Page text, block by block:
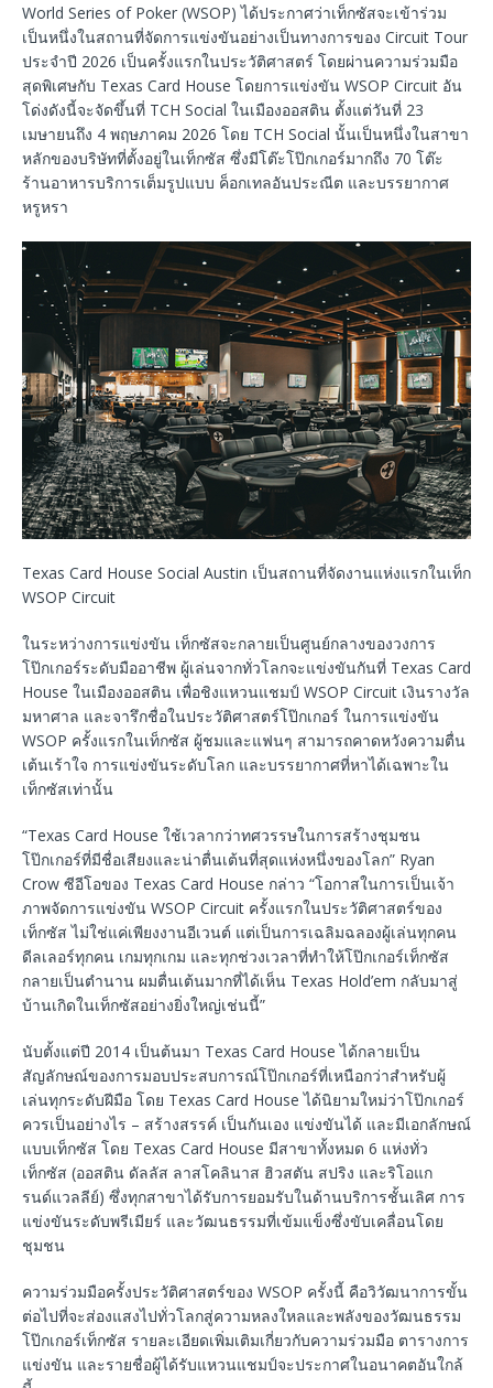
World Series of Poker (WSOP) ได้ประกาศว่าเท็กซัสจะเข้าร่วม
เป็นหนึ่งในสถานที่จัดการแข่งขันอย่างเป็นทางการของ Circuit Tour
ประจำปี 2026 เป็นครั้งแรกในประวัติศาสตร์ โดยผ่านความร่วมมือ
สุดพิเศษกับ Texas Card House โดยการแข่งขัน WSOP Circuit อัน
โด่งดังนี้จะจัดขึ้นที่ TCH Social ในเมืองออสติน ตั้งแต่วันที่ 23
เมษายนถึง 4 พฤษภาคม 2026 โดย TCH Social นั้นเป็นหนึ่งในสาขา
หลักของบริษัทที่ตั้งอยู่ในเท็กซัส ซึ่งมีโต๊ะโป๊กเกอร์มากถึง 70 โต๊ะ
ร้านอาหารบริการเต็มรูปแบบ ค็อกเทลอันประณีต และบรรยากาศ
หรูหรา
Texas Card House Social Austin เป็นสถานที่จัดงานแห่งแรกในเท็กซั
WSOP Circuit
ในระหว่างการแข่งขัน เท็กซัสจะกลายเป็นศูนย์กลางของวงการ
โป๊กเกอร์ระดับมืออาชีพ ผู้เล่นจากทั่วโลกจะแข่งขันกันที่ Texas Card
House ในเมืองออสติน เพื่อชิงแหวนแชมป์ WSOP Circuit เงินรางวัล
มหาศาล และจารึกชื่อในประวัติศาสตร์โป๊กเกอร์ ในการแข่งขัน
WSOP ครั้งแรกในเท็กซัส ผู้ชมและแฟนๆ สามารถคาดหวังความตื่น
เต้นเร้าใจ การแข่งขันระดับโลก และบรรยากาศที่หาได้เฉพาะใน
เท็กซัสเท่านั้น
“Texas Card House ใช้เวลากว่าทศวรรษในการสร้างชุมชน
โป๊กเกอร์ที่มีชื่อเสียงและน่าตื่นเต้นที่สุดแห่งหนึ่งของโลก” Ryan
Crow ซีอีโอของ Texas Card House กล่าว “โอกาสในการเป็นเจ้า
ภาพจัดการแข่งขัน WSOP Circuit ครั้งแรกในประวัติศาสตร์ของ
เท็กซัส ไม่ใช่แค่เพียงงานอีเวนต์ แต่เป็นการเฉลิมฉลองผู้เล่นทุกคน
ดีลเลอร์ทุกคน เกมทุกเกม และทุกช่วงเวลาที่ทำให้โป๊กเกอร์เท็กซัส
กลายเป็นตำนาน ผมตื่นเต้นมากที่ได้เห็น Texas Hold’em กลับมาสู่
บ้านเกิดในเท็กซัสอย่างยิ่งใหญ่เช่นนี้”
นับตั้งแต่ปี 2014 เป็นต้นมา Texas Card House ได้กลายเป็น
สัญลักษณ์ของการมอบประสบการณ์โป๊กเกอร์ที่เหนือกว่าสำหรับผู้
เล่นทุกระดับฝีมือ โดย Texas Card House ได้นิยามใหม่ว่าโป๊กเกอร์
ควรเป็นอย่างไร – สร้างสรรค์ เป็นกันเอง แข่งขันได้ และมีเอกลักษณ์
แบบเท็กซัส โดย Texas Card House มีสาขาทั้งหมด 6 แห่งทั่ว
เท็กซัส (ออสติน ดัลลัส ลาสโคลินาส ฮิวสตัน สปริง และริโอแก
รนด์แวลลีย์) ซึ่งทุกสาขาได้รับการยอมรับในด้านบริการชั้นเลิศ การ
แข่งขันระดับพรีเมียร์ และวัฒนธรรมที่เข้มแข็งซึ่งขับเคลื่อนโดย
ชุมชน
ความร่วมมือครั้งประวัติศาสตร์ของ WSOP ครั้งนี้ คือวิวัฒนาการขั้น
ต่อไปที่จะส่องแสงไปทั่วโลกสู่ความหลงใหลและพลังของวัฒนธรรม
โป๊กเกอร์เท็กซัส รายละเอียดเพิ่มเติมเกี่ยวกับความร่วมมือ ตารางการ
แข่งขัน และรายชื่อผู้ได้รับแหวนแชมป์จะประกาศในอนาคตอันใกล้